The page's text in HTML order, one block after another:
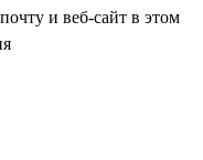
и веб-сайт в этом